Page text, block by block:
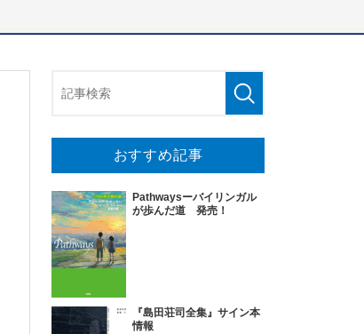
おすすめ記事
Pathwaysーバイリンガル
が歩んだ道 発売！
『島田荘司全集』サイン本
情報